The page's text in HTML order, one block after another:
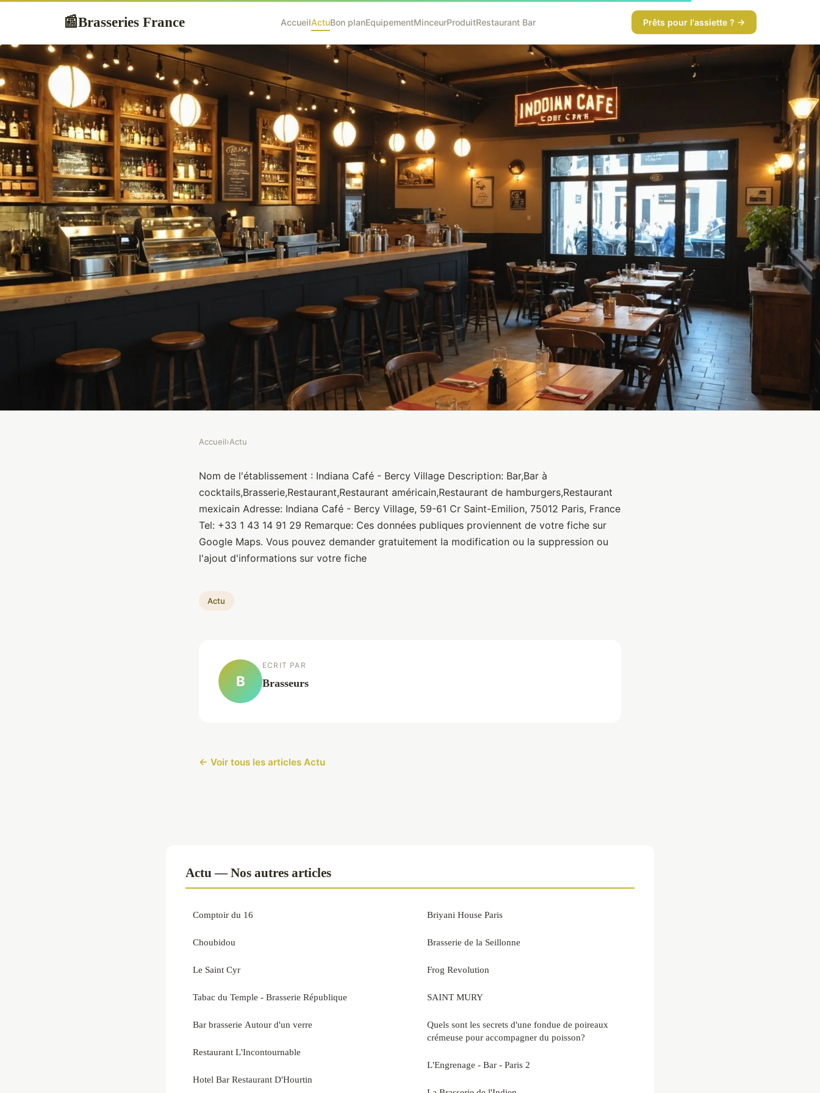
📰Brasseries France AccueilActuBon planEquipementMinceurProduitRestaurant Bar Prêts pour l'assiette ? →
Indiana Café - Bercy Village
Accueil›Actu
Nom de l'établissement : Indiana Café - Bercy Village Description: Bar,Bar à
cocktails,Brasserie,Restaurant,Restaurant américain,Restaurant de hamburgers,Restaurant
mexicain Adresse: Indiana Café - Bercy Village, 59-61 Cr Saint-Emilion, 75012 Paris, France
Tel: +33 1 43 14 91 29 Remarque: Ces données publiques proviennent de votre fiche sur
Google Maps. Vous pouvez demander gratuitement la modification ou la suppression ou
l'ajout d'informations sur votre fiche
Actu
B
ECRIT PAR
Brasseurs
← Voir tous les articles Actu
Actu — Nos autres articles
Comptoir du 16
Choubidou
Le Saint Cyr
Tabac du Temple - Brasserie République
Bar brasserie Autour d'un verre
Restaurant L'Incontournable
Hotel Bar Restaurant D'Hourtin
Briyani House Paris
Brasserie de la Seillonne
Frog Revolution
SAINT MURY
Quels sont les secrets d'une fondue de poireaux
crémeuse pour accompagner du poisson?
L'Engrenage - Bar - Paris 2